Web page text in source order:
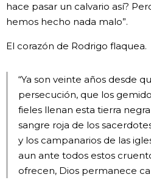
hace pasar un calvario así?
hemos hecho nada malo”.
El corazón de Rodrigo flaquea.
“Ya son veinte años desde
persecución, que los
fieles llenan esta tierra
sangre roja de los
y los campanarios de las
aun ante todos estos
ofrecen, Dios permanece